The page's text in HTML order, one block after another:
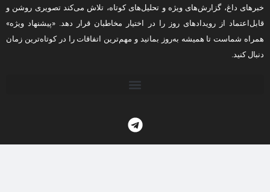
خبرهای داغ، گزارش‌های ویژه و تحلیل‌های کوتاه، تلاش می‌کند تصویری روشن و
قابل‌اعتماد از رویدادهای روز را در اختیار مخاطبان قرار دهد. «پیشنهاد ویژه»
همراه شماست تا همیشه به‌روز بمانید و مهم‌ترین اتفاقات را در کوتاه‌ترین زمان
دنبال کنید.